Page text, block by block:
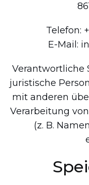
Telefon:
E-Mail:
Verantwortliche
juristische
mit anderen
Verarbeitung
(z. B.